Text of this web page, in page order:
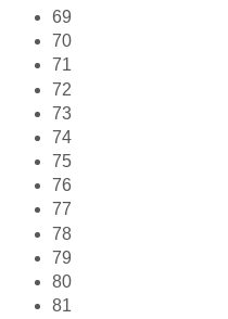
69
70
71
72
73
74
75
76
77
78
79
80
81